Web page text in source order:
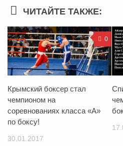
ЧИТАЙТЕ ТАКЖЕ:
0
Крымский боксер стал
чемпионом на
соревнованиях класса «А»
по боксу!
30.01.2017